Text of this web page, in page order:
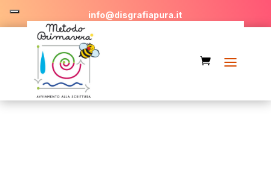
info@disgrafiapura.it